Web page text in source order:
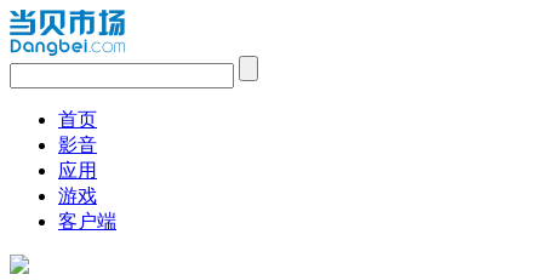
首页
影音
应用
游戏
客户端